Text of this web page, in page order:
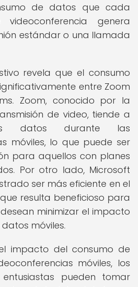
de datos que cada
genera
estándar o una llamada
revela que el consumo
entre Zoom
Zoom, conocido por la
de video, tiende a
datos durante las
móviles, lo que puede ser
para aquellos con planes
Por otro lado, Microsoft
ser más eficiente en el
resulta beneficioso para
minimizar el impacto
móviles.
impacto del consumo de
móviles, los
pueden tomar